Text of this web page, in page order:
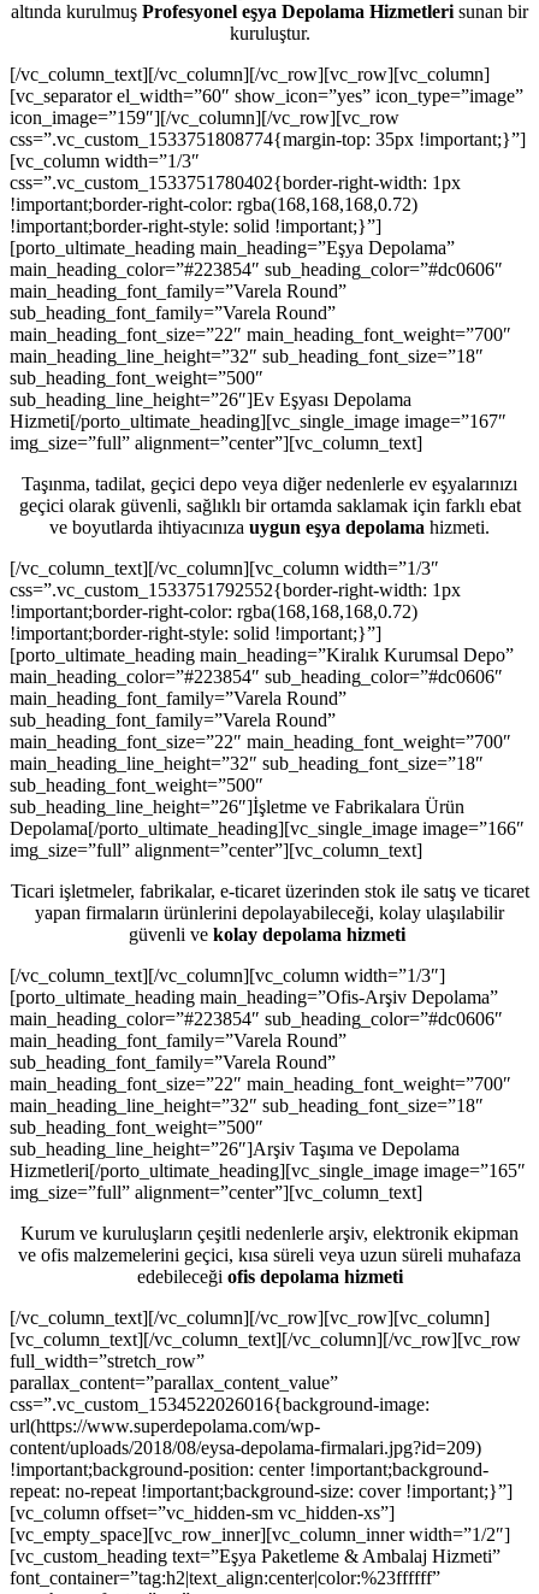
altında kurulmuş Profesyonel eşya Depolama Hizmetleri sunan bir
kuruluştur.
[/vc_column_text][/vc_column][/vc_row][vc_row][vc_column]
[vc_separator el_width=”60″ show_icon=”yes” icon_type=”image”
icon_image=”159″][/vc_column][/vc_row][vc_row
css=”.vc_custom_1533751808774{margin-top: 35px !important;}”]
[vc_column width=”1/3″
css=”.vc_custom_1533751780402{border-right-width: 1px
!important;border-right-color: rgba(168,168,168,0.72)
!important;border-right-style: solid !important;}”]
[porto_ultimate_heading main_heading=”Eşya Depolama”
main_heading_color=”#223854″ sub_heading_color=”#dc0606″
main_heading_font_family=”Varela Round”
sub_heading_font_family=”Varela Round”
main_heading_font_size=”22″ main_heading_font_weight=”700″
main_heading_line_height=”32″ sub_heading_font_size=”18″
sub_heading_font_weight=”500″
sub_heading_line_height=”26″]Ev Eşyası Depolama
Hizmeti[/porto_ultimate_heading][vc_single_image image=”167″
img_size=”full” alignment=”center”][vc_column_text]
Taşınma, tadilat, geçici depo veya diğer nedenlerle ev eşyalarınızı
geçici olarak güvenli, sağlıklı bir ortamda saklamak için farklı ebat
ve boyutlarda ihtiyacınıza uygun eşya depolama hizmeti.
[/vc_column_text][/vc_column][vc_column width=”1/3″
css=”.vc_custom_1533751792552{border-right-width: 1px
!important;border-right-color: rgba(168,168,168,0.72)
!important;border-right-style: solid !important;}”]
[porto_ultimate_heading main_heading=”Kiralık Kurumsal Depo”
main_heading_color=”#223854″ sub_heading_color=”#dc0606″
main_heading_font_family=”Varela Round”
sub_heading_font_family=”Varela Round”
main_heading_font_size=”22″ main_heading_font_weight=”700″
main_heading_line_height=”32″ sub_heading_font_size=”18″
sub_heading_font_weight=”500″
sub_heading_line_height=”26″]İşletme ve Fabrikalara Ürün
Depolama[/porto_ultimate_heading][vc_single_image image=”166″
img_size=”full” alignment=”center”][vc_column_text]
Ticari işletmeler, fabrikalar, e-ticaret üzerinden stok ile satış ve ticaret
yapan firmaların ürünlerini depolayabileceği, kolay ulaşılabilir
güvenli ve kolay depolama hizmeti
[/vc_column_text][/vc_column][vc_column width=”1/3″]
[porto_ultimate_heading main_heading=”Ofis-Arşiv Depolama”
main_heading_color=”#223854″ sub_heading_color=”#dc0606″
main_heading_font_family=”Varela Round”
sub_heading_font_family=”Varela Round”
main_heading_font_size=”22″ main_heading_font_weight=”700″
main_heading_line_height=”32″ sub_heading_font_size=”18″
sub_heading_font_weight=”500″
sub_heading_line_height=”26″]Arşiv Taşıma ve Depolama
Hizmetleri[/porto_ultimate_heading][vc_single_image image=”165″
img_size=”full” alignment=”center”][vc_column_text]
Kurum ve kuruluşların çeşitli nedenlerle arşiv, elektronik ekipman
ve ofis malzemelerini geçici, kısa süreli veya uzun süreli muhafaza
edebileceği ofis depolama hizmeti
[/vc_column_text][/vc_column][/vc_row][vc_row][vc_column]
[vc_column_text][/vc_column_text][/vc_column][/vc_row][vc_row
full_width=”stretch_row”
parallax_content=”parallax_content_value”
css=”.vc_custom_1534522026016{background-image:
url(https://www.superdepolama.com/wp-
content/uploads/2018/08/eysa-depolama-firmalari.jpg?id=209)
!important;background-position: center !important;background-
repeat: no-repeat !important;background-size: cover !important;}”]
[vc_column offset=”vc_hidden-sm vc_hidden-xs”]
[vc_empty_space][vc_row_inner][vc_column_inner width=”1/2″]
[vc_custom_heading text=”Eşya Paketleme & Ambalaj Hizmeti”
font_container=”tag:h2|text_align:center|color:%23ffffff”